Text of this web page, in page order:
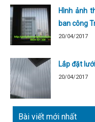
Hình ảnh
ban công
20/04/2017
Lắp đặt
20/04/2017
Bài viết mới nhất